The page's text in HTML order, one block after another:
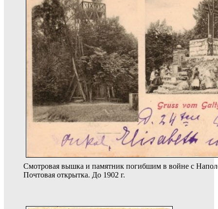
Смотровая вышка и памятник погибшим в войне с
Почтовая открытка. До 1902 г.